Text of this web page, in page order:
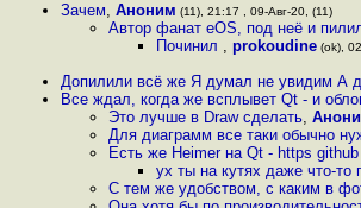
Зачем, Аноним (11), 21:17 , 09-Авг-20, (11)
Автор фанат eOS, под неё и
Починил , prokoudine (ok),
Допилили всё же Я думал не увидим А
Все ждал, когда же всплывет Qt - и
Это лучше в Draw сделать,
Для диаграмм все таки обычно
Есть же Heimer на Qt - https
ух ты на кутях даже что-то
С тем же удобством, с каким в